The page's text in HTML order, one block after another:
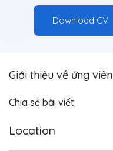
Download CV
Giới thiệu về ứng viên
Chia sẻ bài viết
Location